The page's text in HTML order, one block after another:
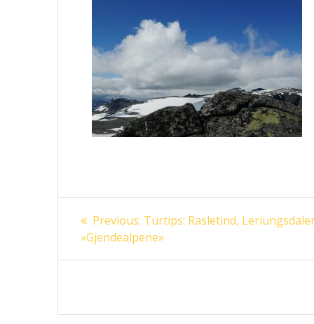
Innleggsnavigasjon
Previous: Previous
post:
Turtips: Rasletind,
«Gjendealpene»